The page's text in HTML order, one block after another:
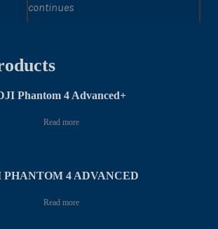
continues
Phantom 4 Advanced+
Read more
PHANTOM 4 ADVANCED
Read more